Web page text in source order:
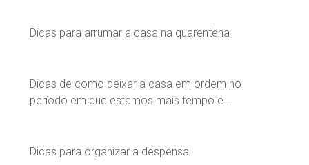
Dicas para arrumar a casa na quarentena
Dicas de como deixar a casa em ordem no
período em que estamos mais tempo e...
Dicas para organizar a despensa